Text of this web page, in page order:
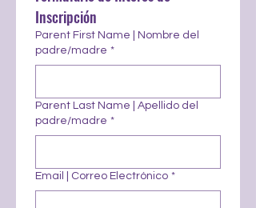
Inscripción
Parent First Name | Nombre del
padre/madre *
Parent Last Name | Apellido del
padre/madre *
Email | Correo Electrónico *